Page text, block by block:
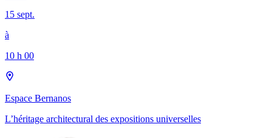
15 sept.
à
10 h 00
Espace Bernanos
L’héritage architectural des expositions universelles